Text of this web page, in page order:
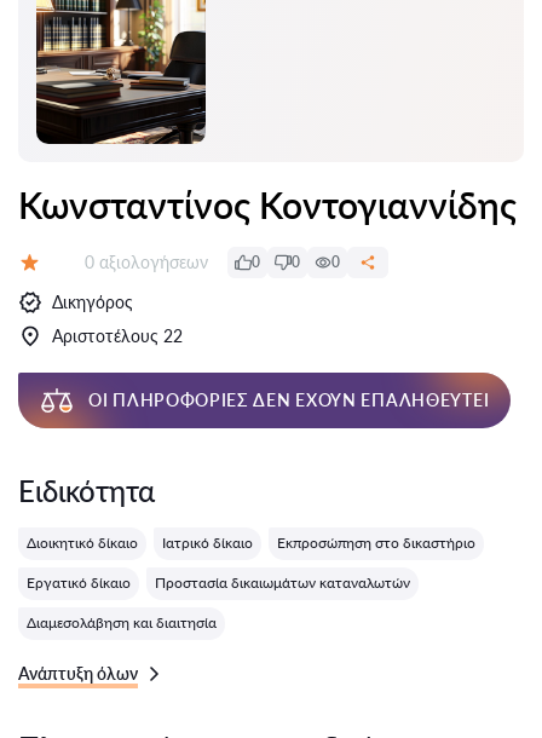
Κωνσταντίνος Κοντογιαννίδης
Αξιολογήσεις:
0 αξιολογήσεων 0 0 0
Δικηγόρος
Αριστοτέλους 22
ΟΙ ΠΛΗΡΟΦΟΡΊΕΣ ΔΕΝ ΈΧΟΥΝ ΕΠΑΛΗΘΕΥΤΕΊ
Ειδικότητα
Διοικητικό δίκαιο Ιατρικό δίκαιο Εκπροσώπηση στο δικαστήριο
Εργατικό δίκαιο Προστασία δικαιωμάτων καταναλωτών
Διαμεσολάβηση και διαιτησία
Ανάπτυξη όλων